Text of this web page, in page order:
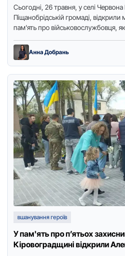
Сьогодні, 26 травня, у селі
Піщанобрідській громаді,
пам'ять про військовослужбовця,
Анна Добрань
вшанування героїв
У пам'ять про п’ятьох
Кіровоградщині відкрили